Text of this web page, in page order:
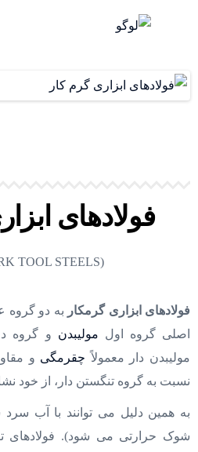
فولادهای
(HOT WORK TOOL STEELS)
فولادهای ابزاری گرمکار به دو گروه
اصلی گروه اول مولیبدن و گروه
مولیبدن دار معمولاً چقرمگی و
نسبت به گروه تنگستن دار، از خود
به همین دلیل می توانند با آب
شوک حرارتی می شود). فولادهای